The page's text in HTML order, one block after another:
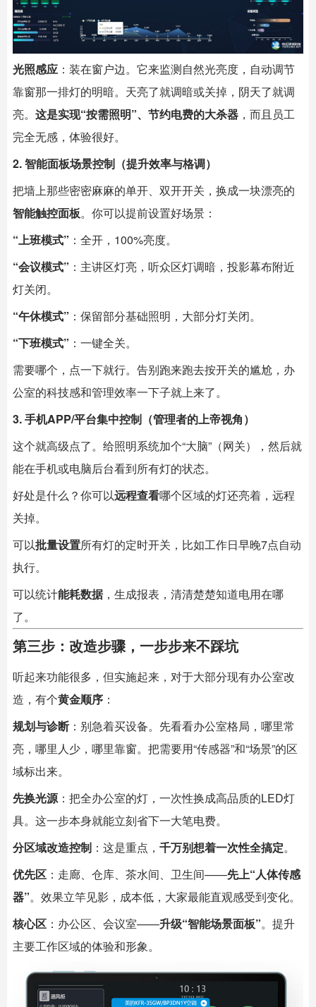
光照感应 ：装在窗户边。它来监测自然光亮度，自动调节
靠窗那一排灯的明暗。天亮了就调暗或关掉，阴天了就调
亮。 这是实现“按需照明”、节约电费的大杀器 ，而且员工
完全无感，体验很好。
2. 智能面板场景控制（提升效率与格调）
把墙上那些密密麻麻的单开、双开开关，换成一块漂亮的
智能触控面板。你可以提前设置好场景：
“上班模式” ：全开，100%亮度。
“会议模式” ：主讲区灯亮，听众区灯调暗，投影幕布附近
灯关闭。
“午休模式” ：保留部分基础照明，大部分灯关闭。
“下班模式” ：一键全关。
需要哪个，点一下就行。告别跑来跑去按开关的尴尬，办
公室的科技感和管理效率一下子就上来了。
3. 手机APP/平台集中控制（管理者的上帝视角）
这个就高级点了。给照明系统加个“大脑”（网关），然后就
能在手机或电脑后台看到所有灯的状态。
好处是什么？你可以远程查看哪个区域的灯还亮着，远程
关掉。
可以批量设置所有灯的定时开关，比如工作日早晚7点自动
执行。
可以统计能耗数据，生成报表，清清楚楚知道电用在哪
了。
第三步：改造步骤，一步步来不踩坑
听起来功能很多，但实施起来，对于大部分现有办公室改
造，有个黄金顺序 ：
规划与诊断 ：别急着买设备。先看看办公室格局，哪里常
亮，哪里人少，哪里靠窗。把需要用“传感器”和“场景”的区
域标出来。
先换光源：把全办公室的灯，一次性换成高品质的LED灯
具。这一步本身就能立刻省下一大笔电费。
分区域改造控制 ：这是重点， 千万别想着一次性全搞定。
优先区 ：走廊、仓库、茶水间、卫生间——先上“人体传感
器”。效果立竿见影，成本低，大家最能直观感受到变化。
核心区 ：办公区、会议室——升级“智能场景面板”。提升
主要工作区域的体验和形象。